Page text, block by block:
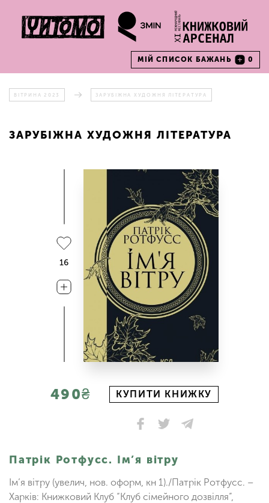
МІЙ СПИСОК БАЖАНЬ 0
ВІТРИНА 2023 ЗАРУБІЖНА ХУДОЖНЯ ЛІТЕРАТУРА
ЗАРУБІЖНА ХУДОЖНЯ ЛІТЕРАТУРА
16
490₴ КУПИТИ КНИЖКУ
Патрік Ротфусс. Ім’я вітру
Ім’я вітру (увелич, нов. оформ, кн 1)./Патрік Ротфусс. –
Харків: Книжковий Клуб “Клуб сімейного дозвілля”,